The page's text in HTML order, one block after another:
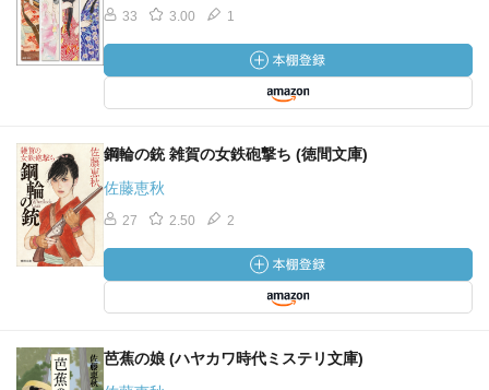
33 3.00 1
鋼輪の銃 雑賀の女鉄砲撃ち (徳間文庫)
佐藤恵秋
27 2.50 2
芭蕉の娘 (ハヤカワ時代ミステリ文庫)